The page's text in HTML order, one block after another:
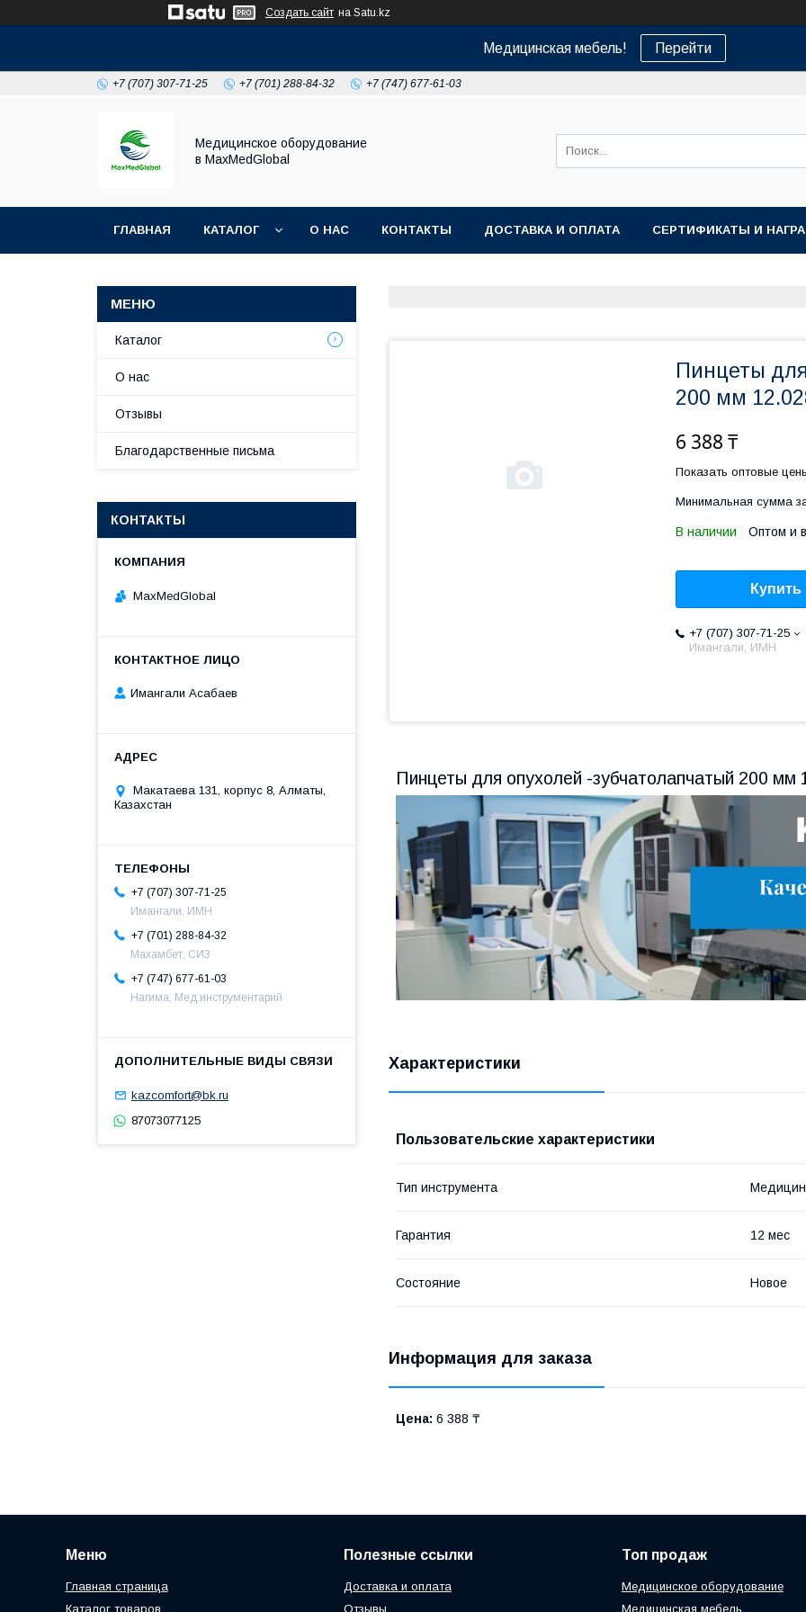
Создать сайт на Satu.kz
Медицинская мебель! Перейти
+7 (707) 307-71-25 +7 (701) 288-84-32 +7 (747) 677-61-03
Медицинское оборудование
в MaxMedGlobal
ГЛАВНАЯ КАТАЛОГ О НАС КОНТАКТЫ ДОСТАВКА И ОПЛАТА СЕРТИФИКАТЫ И
Пинцеты
200 мм
6 388 ₸
Показать оптовые
Минимальная сумма
В наличии Оптом и
Купить
+7 (707) 307-71-25
Имангали, ИМН
Пинцеты для опухолей -зубчатолапчатый 200
Характеристики
Пользовательские характеристики
Тип инструмента
Гарантия 12 мес
Состояние Новое
Информация для заказа
Цена: 6 388 ₸
Каталог
О нас
Отзывы
Благодарственные письма
КОНТАКТЫ
MaxMedGlobal
Имангали Асабаев
Макатаева 131, корпус 8, Алматы,
Казахстан
+7 (707) 307-71-25
Имангали, ИМН
+7 (701) 288-84-32
Махамбет, СИЗ
+7 (747) 677-61-03
Нагима, Мед.инструментарий
kazcomfort@bk.ru
87073077125
Меню
Главная страница
Каталог товаров
Полезные ссылки
Доставка и оплата
Отзывы
Топ продаж
Медицинское оборудование
Медицинская мебель